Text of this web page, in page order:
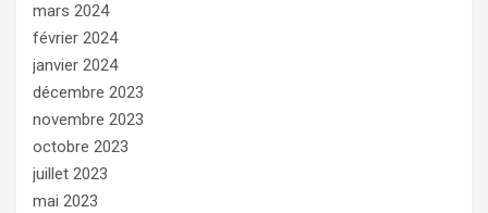
mars 2024
février 2024
janvier 2024
décembre 2023
novembre 2023
octobre 2023
juillet 2023
mai 2023